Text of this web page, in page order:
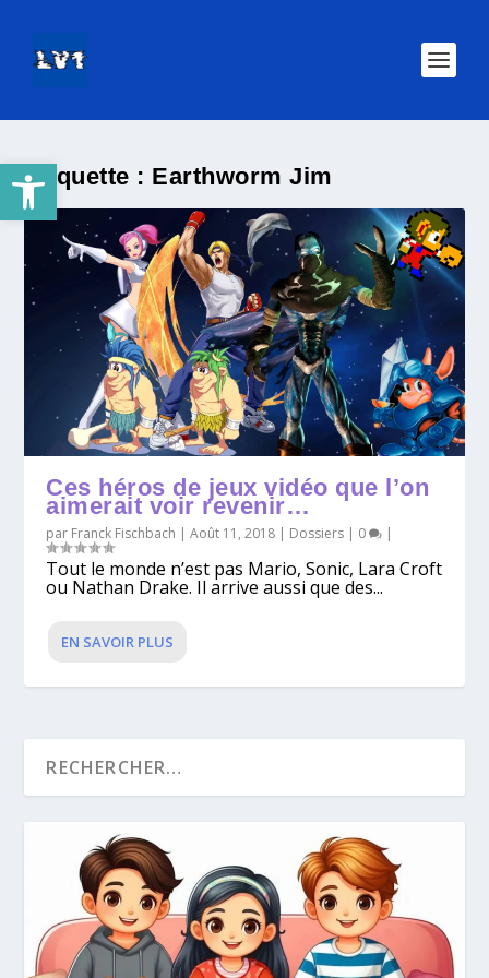
Ouvrir la barre d’outilsÉtiquette : Earthworm Jim
Ces héros de jeux vidéo que l’on
aimerait voir revenir…
par Franck Fischbach |Août 11, 2018 | Dossiers | 0 |
Tout le monde n’est pas Mario, Sonic, Lara Croft
ou Nathan Drake. Il arrive aussi que des...
EN SAVOIR PLUS